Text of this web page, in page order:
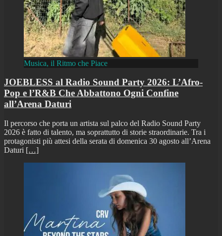
Musica, il Ritmo che Piace
JOEBLESS al Radio Sound Party 2026: L’Afro-
Pop e l’R&B Che Abbattono Ogni Confine
all’Arena Daturi
Il percorso che porta un artista sul palco del Radio Sound Party
2026 è fatto di talento, ma soprattutto di storie straordinarie. Tra i
protagonisti più attesi della serata di domenica 30 agosto all’Arena
Daturi […]